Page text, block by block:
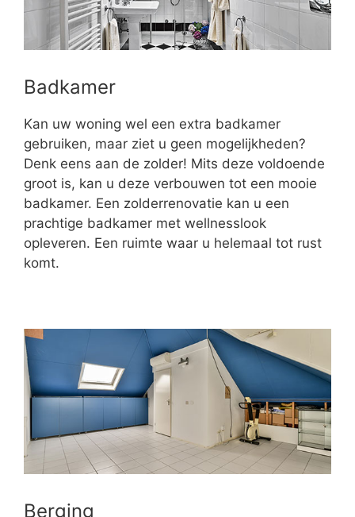
Badkamer
Kan uw woning wel een extra badkamer
gebruiken, maar ziet u geen mogelijkheden?
Denk eens aan de zolder! Mits deze voldoende
groot is, kan u deze verbouwen tot een mooie
badkamer. Een zolderrenovatie kan u een
prachtige badkamer met wellnesslook
opleveren. Een ruimte waar u helemaal tot rust
komt.
Berging